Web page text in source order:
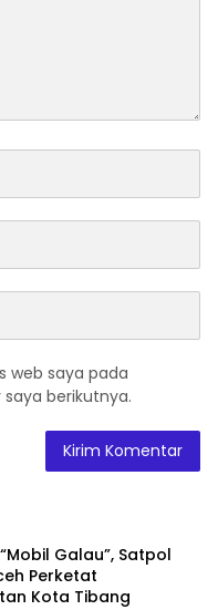
web saya pada
berikutnya.
Galau”, Satpol
Perketat
Kota Tibang